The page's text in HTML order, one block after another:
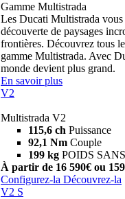
Gamme Multistrada
Les Ducati Multistrada vous
découverte de paysages
frontières. Découvrez tous
gamme Multistrada. Avec
monde devient plus grand.
En savoir plus
V2
Multistrada V2
115,6 ch Puissance
92,1 Nm Couple
199 kg POIDS
À partir de 16 590€ ou
Configurez-la Découvrez-la
V2 S